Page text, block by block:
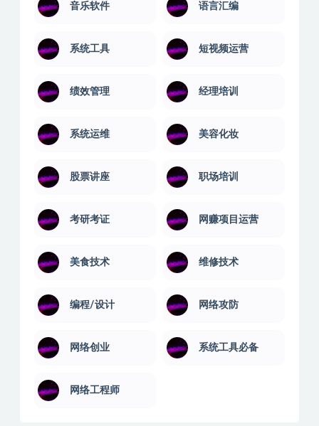
音乐软件 语言汇编
系统工具 短视频运营
绩效管理 经理培训
系统运维 美容化妆
股票讲座 职场培训
考研考证 网赚项目运营
美食技术 维修技术
编程/设计 网络攻防
网络创业 系统工具必备
网络工程师